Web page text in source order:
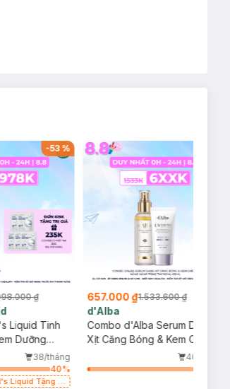
-53%
₫
Liquid Tinh
Dưỡng
Nám38/tháng
40%
Liquid Tặng 01
657.000 ₫1.533.600 ₫
d'Alba
Combo d'Alba Serum Dạng
Xịt Căng Bóng & Kem Chống
Nắng Nâng Tông Tím
100ml+50ml
40/tháng